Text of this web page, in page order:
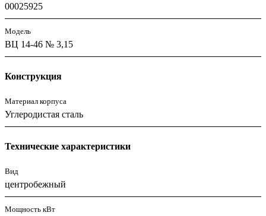
00025925
Модель
ВЦ 14-46 № 3,15
Конструкция
Материал корпуса
Углеродистая сталь
Технические характеристики
Вид
центробежный
Мощность кВт